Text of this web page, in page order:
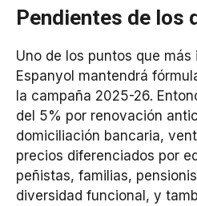
Pendientes de los
Uno de los puntos que
Espanyol mantendrá
la campaña 2025-26.
del 5% por renovación
domiciliación bancaria,
precios diferenciados por
peñistas, familias,
diversidad funcional, y